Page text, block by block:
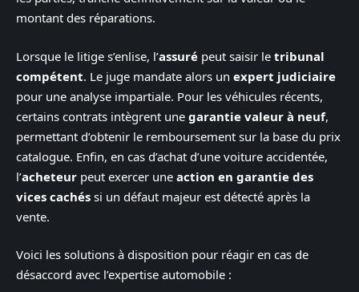
montant des réparations.
Lorsque le litige s’enlise, l’assuré peut saisir le tribunal
compétent. Le juge mandate alors un expert judiciaire
pour une analyse impartiale. Pour les véhicules récents,
certains contrats intègrent une garantie valeur à neuf,
permettant d’obtenir le remboursement sur la base du prix
catalogue. Enfin, en cas d’achat d’une voiture accidentée,
l’acheteur peut exercer une action en garantie des
vices cachés si un défaut majeur est détecté après la
vente.
Voici les solutions à disposition pour réagir en cas de
désaccord avec l’expertise automobile :